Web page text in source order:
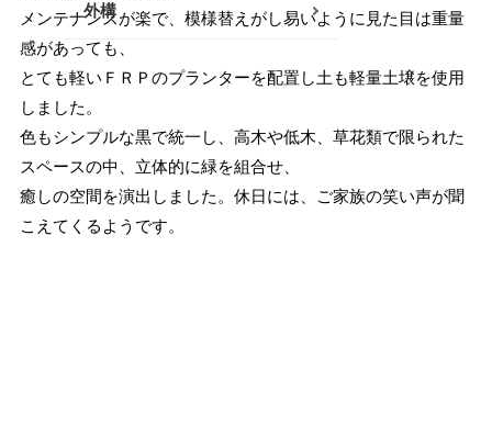
南足柄・開成・山北エリア
真鶴・湯河原エリア
秦野・伊勢原エリア
その他
外構
メンテナンスが楽で、模様替えがし易いように見た目は重量
感があっても、
とても軽いＦＲＰのプランターを配置し土も軽量土壌を使用
しました。
色もシンプルな黒で統一し、高木や低木、草花類で限られた
スペースの中、立体的に緑を組合せ、
癒しの空間を演出しました。休日には、ご家族の笑い声が聞
こえてくるようです。